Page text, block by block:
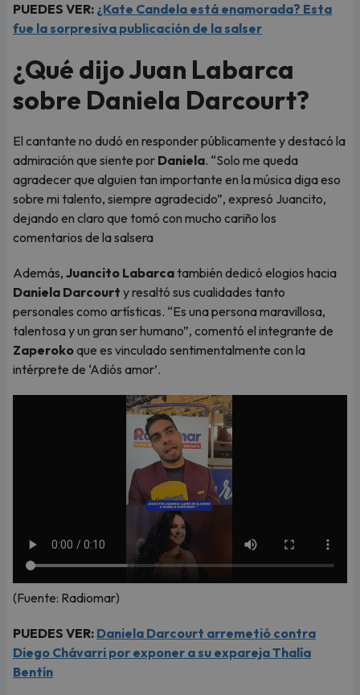
PUEDES VER: ¿Kate Candela está enamorada? Esta
fue la sorpresiva publicación de la salser
¿Qué dijo Juan Labarca
sobre Daniela Darcourt?
El cantante no dudó en responder públicamente y destacó la
admiración que siente por Daniela. “Solo me queda
agradecer que alguien tan importante en la música diga eso
sobre mi talento, siempre agradecido”, expresó Juancito,
dejando en claro que tomó con mucho cariño los
comentarios de la salsera
Además, Juancito Labarca también dedicó elogios hacia
Daniela Darcourt y resaltó sus cualidades tanto
personales como artísticas. “Es una persona maravillosa,
talentosa y un gran ser humano”, comentó el integrante de
Zaperokoque es vinculado sentimentalmente con la
intérprete de ‘Adiós amor’.
(Fuente: Radiomar)
PUEDES VER: Daniela Darcourt arremetió contra
Diego Chávarri por exponer a su expareja Thalía
Bentín